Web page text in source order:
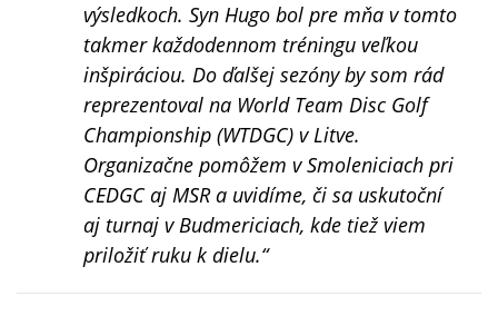
výsledkoch. Syn Hugo bol pre mňa v tomto
takmer každodennom tréningu veľkou
inšpiráciou. Do ďalšej sezóny by som rád
reprezentoval na World Team Disc Golf
Championship (WTDGC) v Litve.
Organizačne pomôžem v Smoleniciach pri
CEDGC aj MSR a uvidíme, či sa uskutoční
aj turnaj v Budmericiach, kde tiež viem
priložiť ruku k dielu.“